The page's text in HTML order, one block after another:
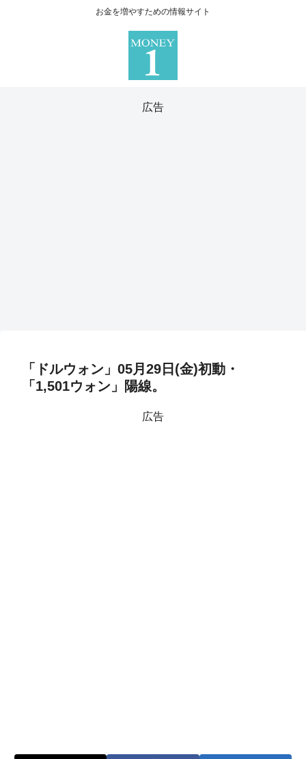
お金を増やすための情報サイト
広告
「ドルウォン」05月29日(金)初動・
「1,501ウォン」陽線。
広告